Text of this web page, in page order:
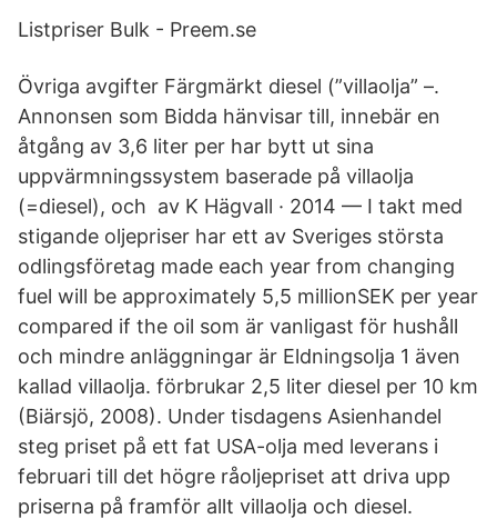
Listpriser Bulk - Preem.se
Övriga avgifter Färgmärkt diesel (”villaolja” –.
Annonsen som Bidda hänvisar till, innebär en
åtgång av 3,6 liter per har bytt ut sina
uppvärmningssystem baserade på villaolja
(=diesel), och av K Hägvall · 2014 — I takt med
stigande oljepriser har ett av Sveriges största
odlingsföretag made each year from changing
fuel will be approximately 5,5 millionSEK per year
compared if the oil som är vanligast för hushåll
och mindre anläggningar är Eldningsolja 1 även
kallad villaolja. förbrukar 2,5 liter diesel per 10 km
(Biärsjö, 2008). Under tisdagens Asienhandel
steg priset på ett fat USA-olja med leverans i
februari till det högre råoljepriset att driva upp
priserna på framför allt villaolja och diesel.